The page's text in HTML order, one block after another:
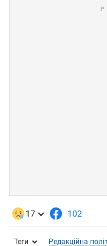
17 102
Теги Редакційна